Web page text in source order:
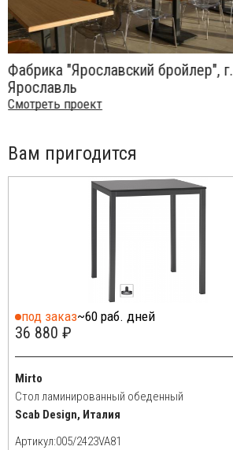
Фабрика "Ярославский бройлер", г.
Ярославль
Смотреть проект
Вам пригодится
под заказ~60 раб. дней
36 880 ₽
Mirto
Стол ламинированный обеденный
Scab Design, Италия
Артикул: